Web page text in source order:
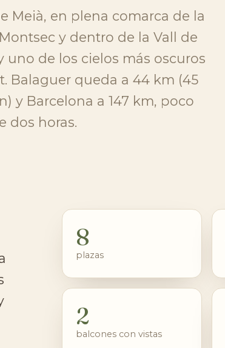
Meià, en plena comarca de la
y dentro de la Vall de
uno de los cielos más oscuros
Balaguer queda a 44 km (45
y Barcelona a 147 km, poco
dos horas.
8
plazas
2
balcones con vistas